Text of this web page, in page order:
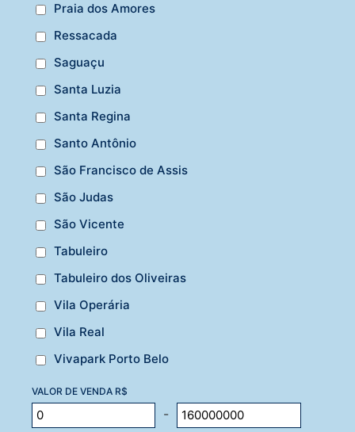
Praia dos Amores
Ressacada
Saguaçu
Santa Luzia
Santa Regina
Santo Antônio
São Francisco de Assis
São Judas
São Vicente
Tabuleiro
Tabuleiro dos Oliveiras
Vila Operária
Vila Real
Vivapark Porto Belo
VALOR DE VENDA R$
-